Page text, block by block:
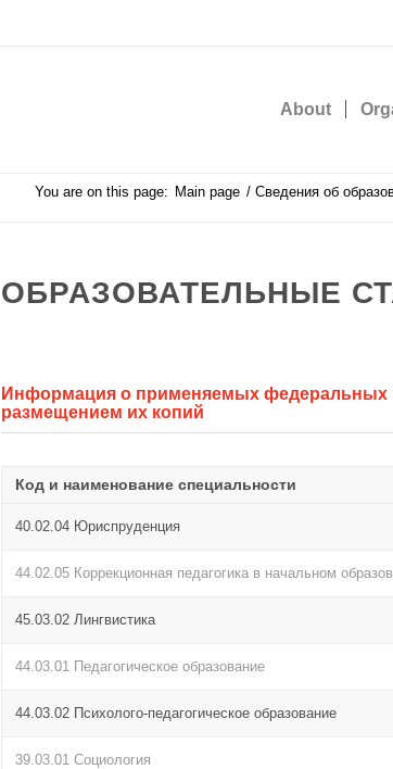
About
You are on this page: Main page / Сведения об
ОБРАЗОВАТЕЛЬНЫЕ
Информация о применяемых федеральных
размещением их копий
Код и наименование специальности
40.02.04 Юриспруденция
44.02.05 Коррекционная педагогика в начальном
45.03.02 Лингвистика
44.03.01 Педагогическое образование
44.03.02 Психолого-педагогическое образование
39.03.01 Социология